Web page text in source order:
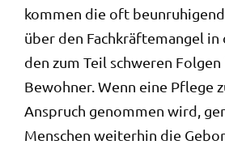
kommen die oft
über den Fachkräftemangel in
den zum Teil schweren
Bewohner. Wenn eine Pflege
Anspruch genommen wird,
Menschen weiterhin die